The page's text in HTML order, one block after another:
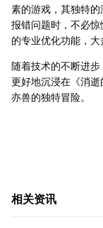
素的游戏，其独特
报错问题时，不必
的专业优化功能，大
随着技术的不断进
更好地沉浸在《消
亦兽的独特冒险。
相关资讯